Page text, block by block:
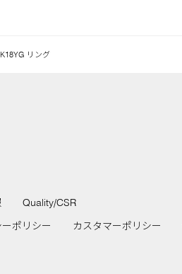
リング
Quality/CSR
ポリシー カスタマーポリシー